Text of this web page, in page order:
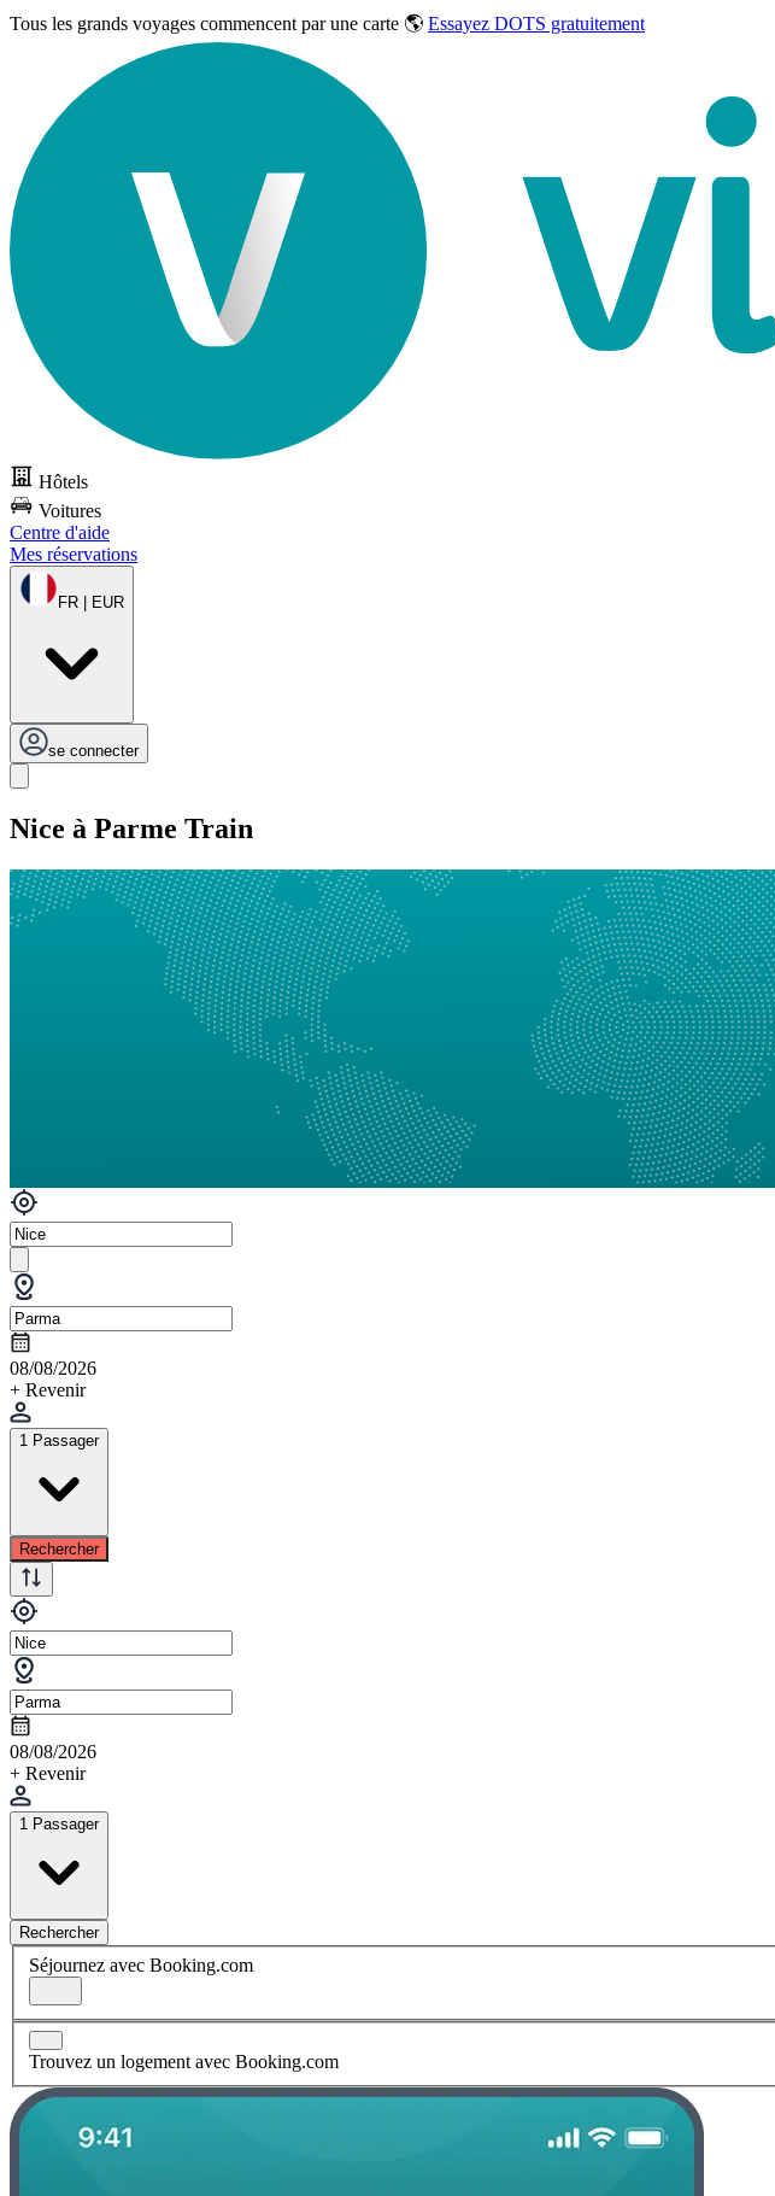
Tous les grands voyages commencent par une carte 🌎 Essayez DOTS gratuitement
Hôtels
Voitures
Centre d'aide
Mes réservations
FR | EUR
se connecter
Nice à Parme Train
08/08/2026
+ Revenir
1 Passager
Rechercher
08/08/2026
+ Revenir
1 Passager
Rechercher
Séjournez avec Booking.com
Trouvez un logement avec Booking.com